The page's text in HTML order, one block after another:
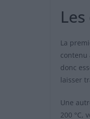
La
contenu
donc
laisser
Une
200 °C,